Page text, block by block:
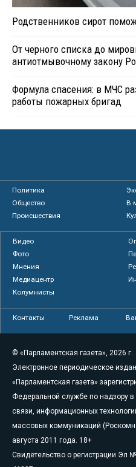
Родственников сирот
От черного списка до
антиотмывочному закону
Формула спасения: в МЧС
работы пожарных бригад
Политика
Общество
В
Происшествия
Видео
Фото
Мнения
Медиацентр
Колумнисты
Контакты Реклама
© «Парламентская газета», 2026 г.
Электронное периодическое
«Парламентская газета»
Федеральной службе по надзору
связи, информационных
массовых коммуникаций
августа 2011 года. 18+
Свидетельство о регистрации Эл